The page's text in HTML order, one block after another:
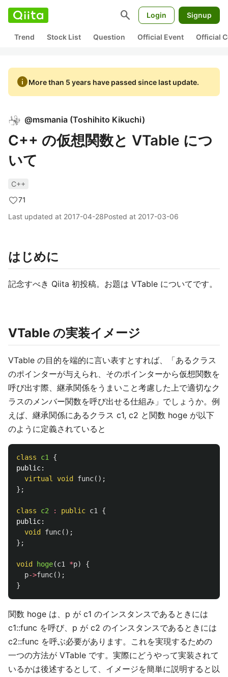
search Login Signup
Trend Stock List Question Official Event Official
infoMore than 5 years have passed since last update.
@msmania (Toshihito Kikuchi)
C++ の仮想関数と VTable につ
いて
C++
71
Last updated at 2017-04-28Posted at 2017-03-06
はじめに
記念すべき Qiita 初投稿。お題は VTable についてです。
VTable の実装イメージ
VTable の目的を端的に言い表すとすれば、「あるクラス
のポインターが与えられ、そのポインターから仮想関数を
呼び出す際、継承関係をうまいこと考慮した上で適切なク
ラスのメンバー関数を呼び出せる仕組み」でしょうか。例
えば、継承関係にあるクラス c1, c2 と関数 hoge が以下
のように定義されていると
class c1
{
public:
virtual
void func();
};
class c2 : public c1
{
public:
void
func();
};
void hoge(c1 *p)
{
p->func();
}
関数 hoge は、p が c1 のインスタンスであるときには
c1::func を呼び、p が c2 のインスタンスであるときには
c2::func を呼ぶ必要があります。これを実現するための
一つの方法が VTable です。実際にどうやって実装されて
いるかは後述するとして、イメージを簡単に説明すると以